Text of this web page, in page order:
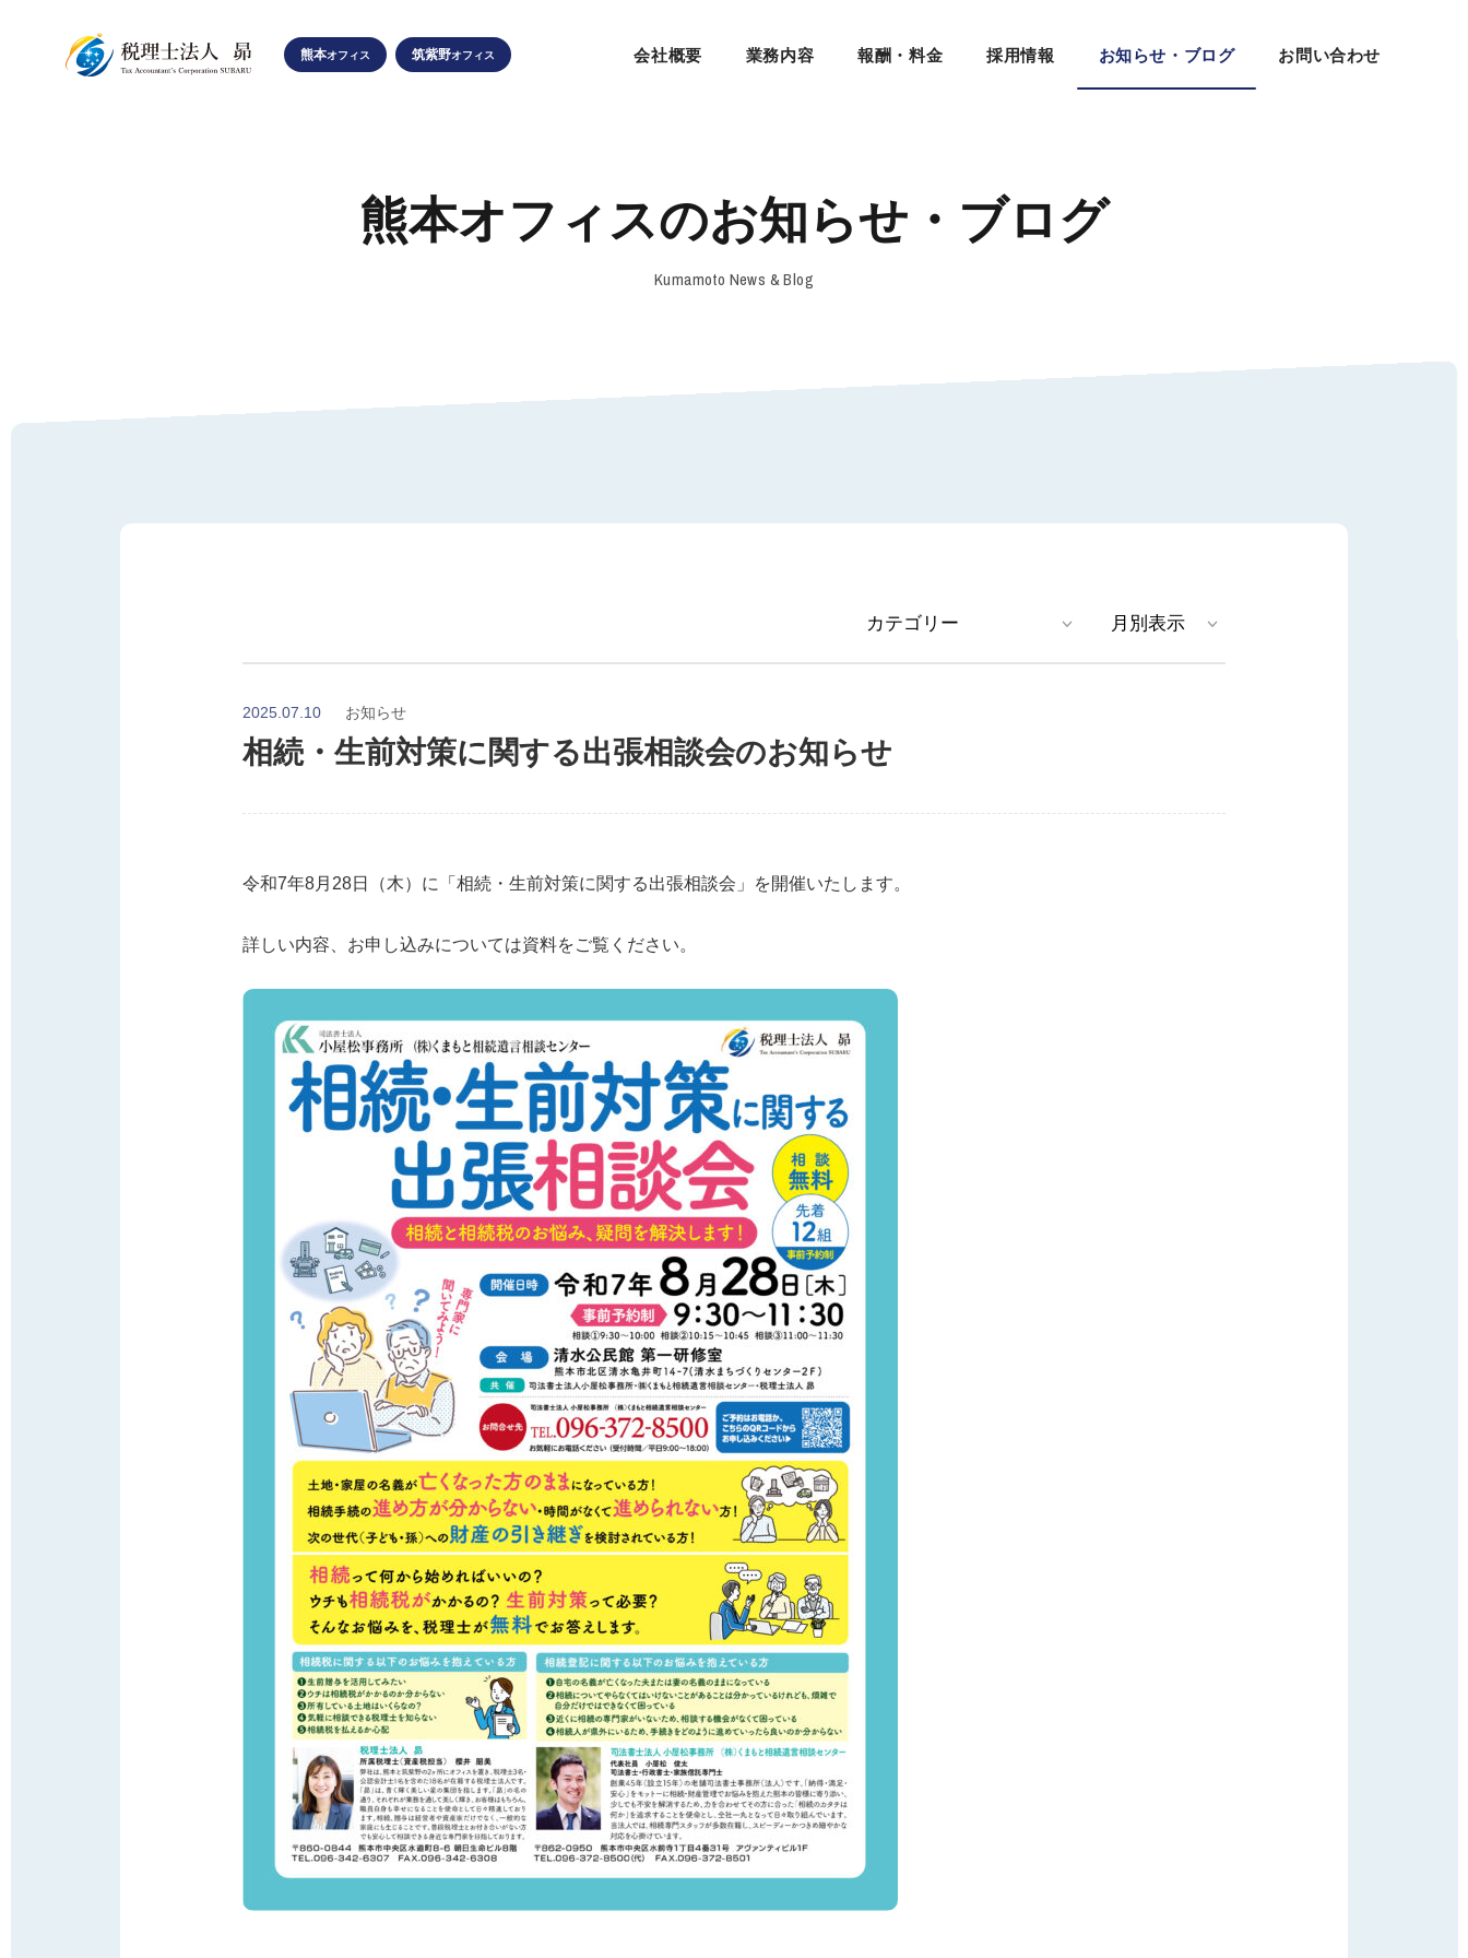
SUBARU 熊本オフィス 筑紫野オフィス 会社概要 業務内容 報酬・料金 採用情報 お知らせ・ブログ お問い合わせ
熊本オフィスのお知らせ・ブログ
Kumamoto News & Blog
2025.07.10 お知らせ
相続・生前対策に関する出張相談会のお知らせ
令和7年8月28日（木）に「相続・生前対策に関する出張相談会」を開催いたします。
詳しい内容、お申し込みについては資料をご覧ください。